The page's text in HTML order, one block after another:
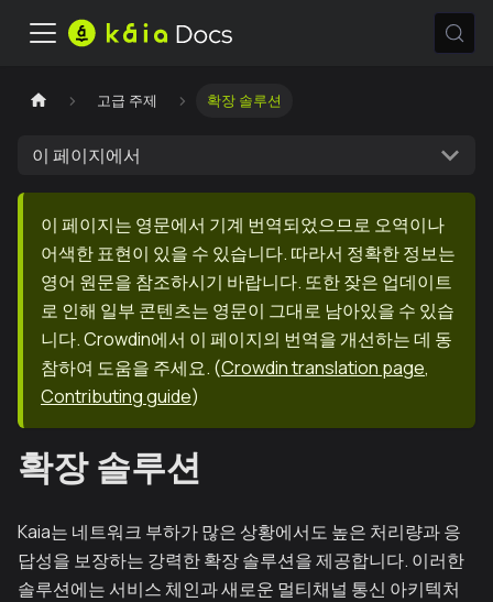
고급 주제 확장 솔루션
이 페이지에서
이 페이지는 영문에서 기계 번역되었으므로 오역이나
어색한 표현이 있을 수 있습니다. 따라서 정확한 정보는
영어 원문을 참조하시기 바랍니다. 또한 잦은 업데이트
로 인해 일부 콘텐츠는 영문이 그대로 남아있을 수 있습
니다. Crowdin에서 이 페이지의 번역을 개선하는 데 동
참하여 도움을 주세요. (Crowdin translation page,
Contributing guide)
확장 솔루션
Kaia는 네트워크 부하가 많은 상황에서도 높은 처리량과 응
답성을 보장하는 강력한 확장 솔루션을 제공합니다. 이러한
솔루션에는 서비스 체인과 새로운 멀티채널 통신 아키텍처